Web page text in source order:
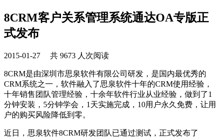
8CRM客户关系管理系统通达OA专版正
式发布
2015-01-27 共 9673 人次阅读
8CRM是由深圳市思泉软件有限公司研发，是国内最优秀的
CRM系统之一，软件融入了思泉软件十年的CRM使用经验，
十年销售团队管理经验，十余年软件行业从业经验，做到了1
分钟安装，5分钟学会，1天实施完成，10用户永久免费，让用
户的购买风险降低到零。
近日，思泉软件8CRM研发团队已通过测试，正式发布了